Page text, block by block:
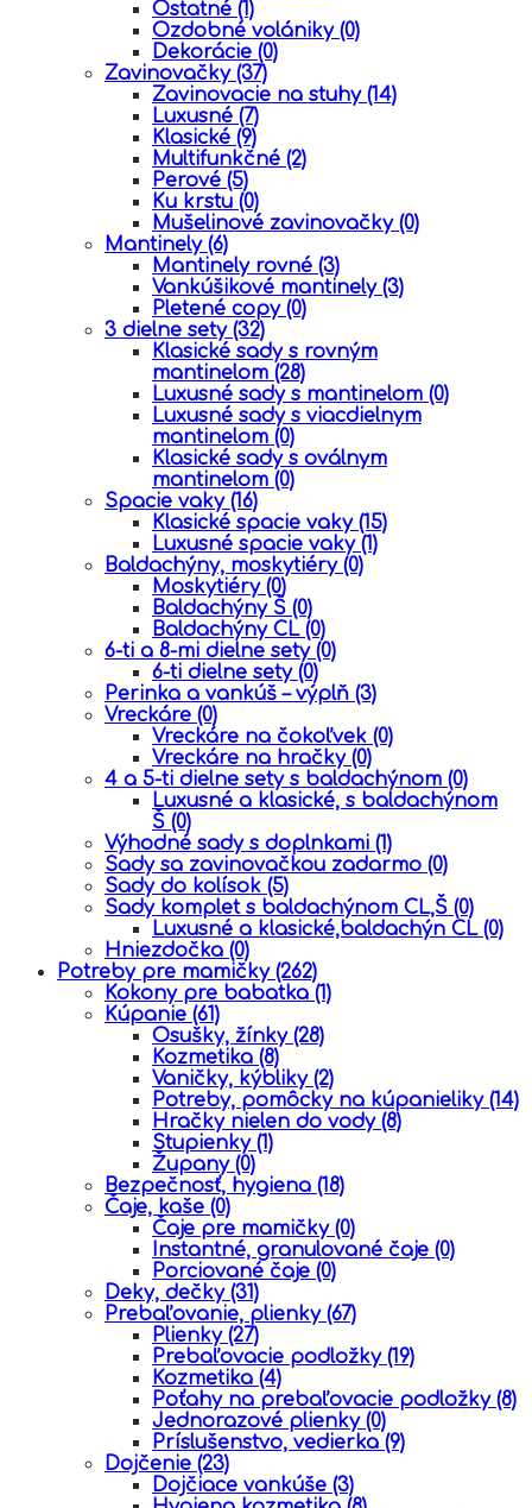
Ostatné (1)
Ozdobné volániky (0)
Dekorácie (0)
Zavinovačky (37)
Zavinovacie na stuhy (14)
Luxusné (7)
Klasické (9)
Multifunkčné (2)
Perové (5)
Ku krstu (0)
Mušelinové zavinovačky (0)
Mantinely (6)
Mantinely rovné (3)
Vankúšikové mantinely (3)
Pletené copy (0)
3 dielne sety (32)
Klasické sady s rovným
mantinelom (28)
Luxusné sady s mantinelom (0)
Luxusné sady s viacdielnym
mantinelom (0)
Klasické sady s oválnym
mantinelom (0)
Spacie vaky (16)
Klasické spacie vaky (15)
Luxusné spacie vaky (1)
Baldachýny, moskytiéry (0)
Moskytiéry (0)
Baldachýny Š (0)
Baldachýny CL (0)
6-ti a 8-mi dielne sety (0)
6-ti dielne sety (0)
Perinka a vankúš – výplň (3)
Vreckáre (0)
Vreckáre na čokoľvek (0)
Vreckáre na hračky (0)
4 a 5-ti dielne sety s baldachýnom (0)
Luxusné a klasické, s baldachýnom
Š (0)
Výhodné sady s doplnkami (1)
Sady sa zavinovačkou zadarmo (0)
Sady do kolísok (5)
Sady komplet s baldachýnom CL,Š (0)
Luxusné a klasické,baldachýn CL (0)
Hniezdočka (0)
Potreby pre mamičky (262)
Kokony pre babatka (1)
Kúpanie (61)
Osušky, žínky (28)
Kozmetika (8)
Vaničky, kýbliky (2)
Potreby, pomôcky na kúpanieliky (14)
Hračky nielen do vody (8)
Stupienky (1)
Župany (0)
Bezpečnosť, hygiena (18)
Čaje, kaše (0)
Čaje pre mamičky (0)
Instantné, granulované čaje (0)
Porciované čaje (0)
Deky, dečky (31)
Prebaľovanie, plienky (67)
Plienky (27)
Prebaľovacie podložky (19)
Kozmetika (4)
Poťahy na prebaľovacie podložky (8)
Jednorazové plienky (0)
Príslušenstvo, vedierka (9)
Dojčenie (23)
Dojčiace vankúše (3)